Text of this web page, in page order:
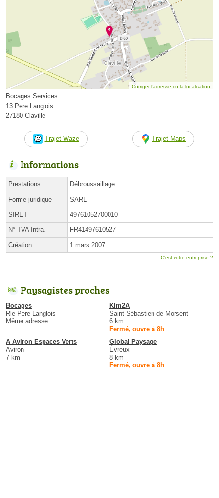
Corriger l’adresse ou la localisation
Bocages Services
13 Pere Langlois
27180 Claville
Trajet Waze Trajet Maps
Informations
Prestations Débroussaillage
Forme juridique SARL
SIRET 49761052700010
N° TVA Intra. FR41497610527
Création 1 mars 2007
C'est votre entreprise ?
Paysagistes proches
Bocages
Rle Pere Langlois
Même adresse
Klm2A
Saint-Sébastien-de-Morsent
6 km
Fermé, ouvre à 8h
A Aviron Espaces Verts
Aviron
7 km
Global Paysage
Évreux
8 km
Fermé, ouvre à 8h